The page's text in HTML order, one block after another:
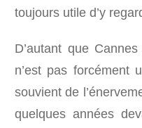
toujours utile d’y
D’autant que
n’est pas forcément
souvient de
quelques années